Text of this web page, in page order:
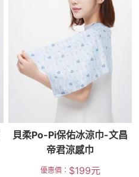
貝柔Po-Pi保佑冰涼巾-文昌
帝君涼感巾
優惠價： $199元